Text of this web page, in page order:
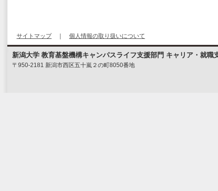
サイトマップ｜ 個人情報の取り扱いについて
新潟大学 教育基盤機構キャンパスライフ支援部門 キャリア・就職
〒950-2181 新潟市西区五十嵐２の町8050番地